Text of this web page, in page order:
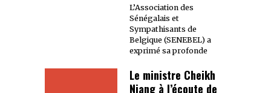
L’Association des
Sénégalais et
Sympathisants de
Belgique (SENEBEL) a
exprimé sa profonde
Le ministre Cheikh
Niang à l’écoute de